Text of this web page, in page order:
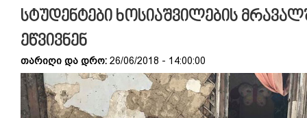
სტუდენტები ხოსიაშვილების
ეწვივნენ
თარიღი და დრო: 26/06/2018 - 14:00:00